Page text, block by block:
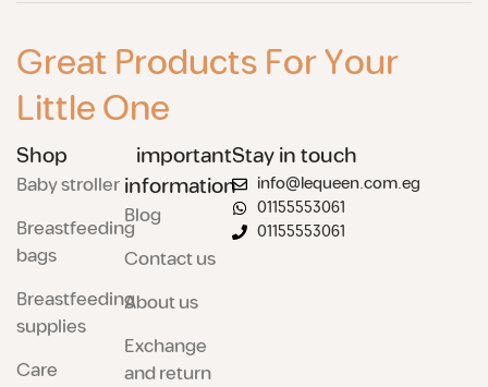
Great Products For Your
Little One
Shop
Baby stroller
Breastfeeding
bags
Breastfeeding
supplies
Care
important
information
Blog
Contact us
About us
Exchange
and return
Stay in touch
info@lequeen.com.eg
01155553061
01155553061